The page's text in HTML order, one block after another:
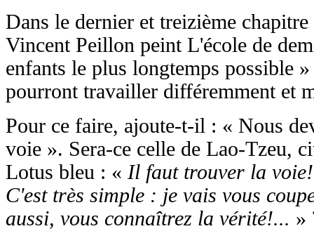
Dans le dernier et treizième
Vincent Peillon peint L'école de
enfants le plus longtemps possible
pourront travailler différemment et
Pour ce faire, ajoute-t-il : « Nous
voie ». Sera-ce celle de Lao-Tzeu,
Lotus bleu : « Il faut trouver la
C'est très simple : je vais vous
aussi, vous connaîtrez la vérité!... »